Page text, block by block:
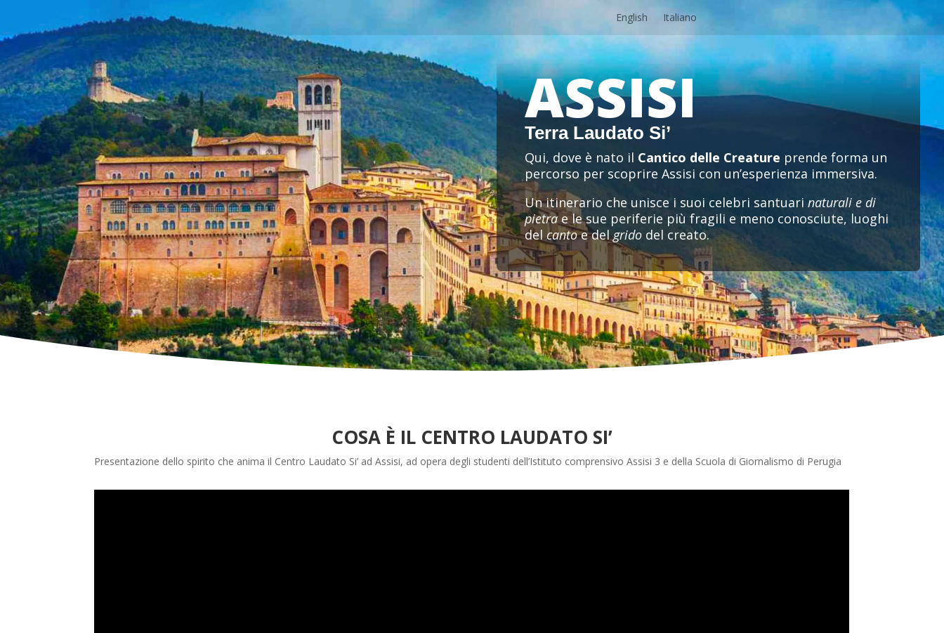
English Italiano
ASSISI
Terra Laudato Si’
Qui, dove è nato il Cantico delle Creature prende forma un
percorso per scoprire Assisi con un’esperienza immersiva.
Un itinerario che unisce i suoi celebri santuarinaturali e di
pietrae le sue periferie più fragili e meno conosciute, luoghi
delcantoe delgrido del creato.
COSA È IL CENTRO LAUDATO SI’
Presentazione dello spirito che anima il Centro Laudato Si’ ad Assisi, ad opera degli studenti dell’Istituto comprensivo Assisi 3 e della Scuola di Giornalismo di Perugia